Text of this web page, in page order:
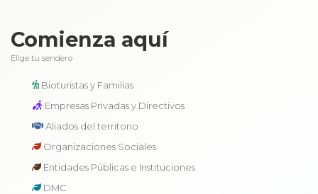
Comienza aquí
Elige tu sendero
Bioturistas y Familias
Empresas Privadas y Directivos
Aliados del territorio
Organizaciones Sociales
Entidades Públicas e Instituciones
DMC